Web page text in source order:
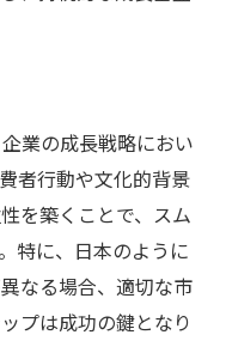
業の成長戦略におい
者行動や文化的背景
を築くことで、スム
特に、日本のように
なる場合、適切な市
プは成功の鍵となり